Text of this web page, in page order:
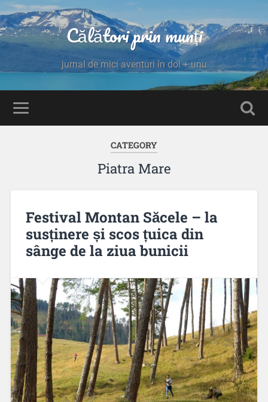
Călători prin munți
jurnal de mici aventuri în doi + unu
CATEGORY
Piatra Mare
Festival Montan Săcele – la
susținere și scos țuica din
sânge de la ziua bunicii